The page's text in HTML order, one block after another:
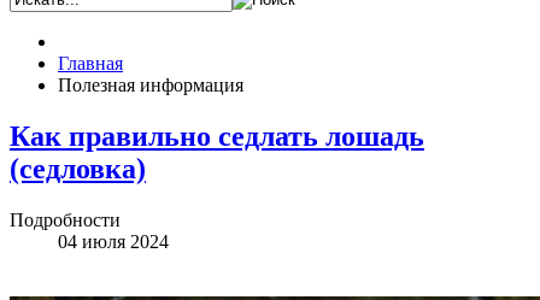
Главная
Полезная информация
Как правильно седлать лошадь
(седловка)
Подробности
04 июля 2024